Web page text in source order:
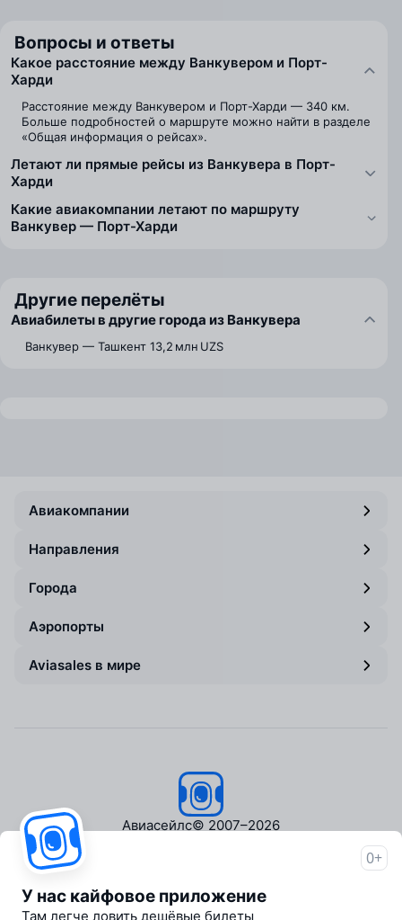
Вопросы и ответы
Какое расстояние между Ванкувером и Порт-
Харди
Расстояние между Ванкувером и Порт-Харди — 340 км.
Больше подробностей о маршруте можно найти в разделе
«Общая информация о рейсах».
Летают ли прямые рейсы из Ванкувера в Порт-
Харди
Какие авиакомпании летают по маршруту
Ванкувер — Порт-Харди
Другие перелёты
Авиабилеты в другие города из Ванкувера
Ванкувер — Ташкент 13,2 млн UZS
Авиакомпании
Направления
Города
Аэропорты
Aviasales в мире
Авиасейлс© 2007–2026
Пресс‑центр
Travelpayouts
0+
У нас кайфовое приложение
Там легче ловить дешёвые билеты